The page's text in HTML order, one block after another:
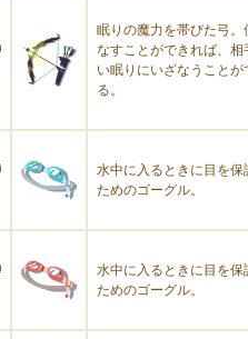
眠りの魔力を帯びた弓。
なすことができれば、相
い眠りにいざなうことが
る。
水中に入るときに目を保
ためのゴーグル。
水中に入るときに目を保
ためのゴーグル。